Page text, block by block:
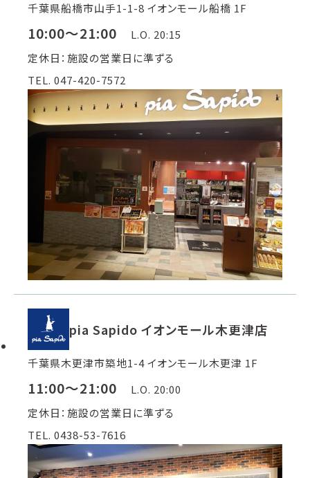
千葉県船橋市山手1-1-8 イオンモール船橋 1F
10:00～21:00
L.O. 20:15
定休日：施設の営業日に準ずる
TEL. 047-420-7572
pia Sapido イオンモール木更津店
千葉県木更津市築地1-4 イオンモール木更津 1F
11:00～21:00
L.O. 20:00
定休日：施設の営業日に準ずる
TEL. 0438-53-7616